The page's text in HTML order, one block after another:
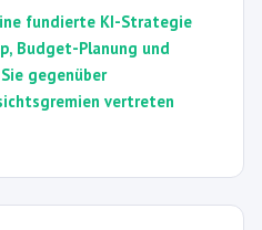
fundierte KI-Strategie
Budget-Planung und
gegenüber
vertreten